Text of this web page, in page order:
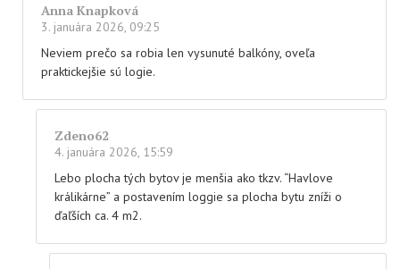
Anna Knapková
3. januára 2026, 09:25
Neviem prečo sa robia len vysunuté balkóny, oveľa
praktickejšie sú logie.
Zdeno62
4. januára 2026, 15:59
Lebo plocha tých bytov je menšia ako tkzv. “Havlove
králikárne” a postavením loggie sa plocha bytu zníži o
ďaľších ca. 4 m2.